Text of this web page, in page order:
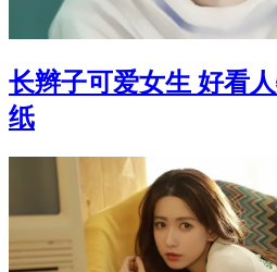
长辫子可爱女生 好看
纸